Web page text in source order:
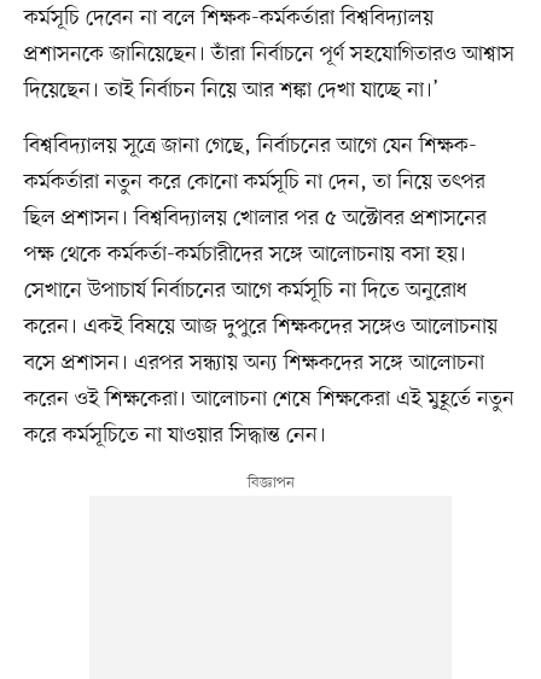
কর্মসূচি দেবেন না বলে শিক্ষক-কর্মকর্তারা বিশ্ববিদ্যালয়
প্রশাসনকে জানিয়েছেন। তাঁরা নির্বাচনে পূর্ণ সহযোগিতারও আশ্বাস
দিয়েছেন। তাই নির্বাচন নিয়ে আর শঙ্কা দেখা যাচ্ছে না।’
বিশ্ববিদ্যালয় সূত্রে জানা গেছে, নির্বাচনের আগে যেন শিক্ষক-
কর্মকর্তারা নতুন করে কোনো কর্মসূচি না দেন, তা নিয়ে তৎপর
ছিল প্রশাসন। বিশ্ববিদ্যালয় খোলার পর ৫ অক্টোবর প্রশাসনের
পক্ষ থেকে কর্মকর্তা-কর্মচারীদের সঙ্গে আলোচনায় বসা হয়।
সেখানে উপাচার্য নির্বাচনের আগে কর্মসূচি না দিতে অনুরোধ
করেন। একই বিষয়ে আজ দুপুরে শিক্ষকদের সঙ্গেও আলোচনায়
বসে প্রশাসন। এরপর সন্ধ্যায় অন্য শিক্ষকদের সঙ্গে আলোচনা
করেন ওই শিক্ষকেরা। আলোচনা শেষে শিক্ষকেরা এই মুহূর্তে নতুন
করে কর্মসূচিতে না যাওয়ার সিদ্ধান্ত নেন।